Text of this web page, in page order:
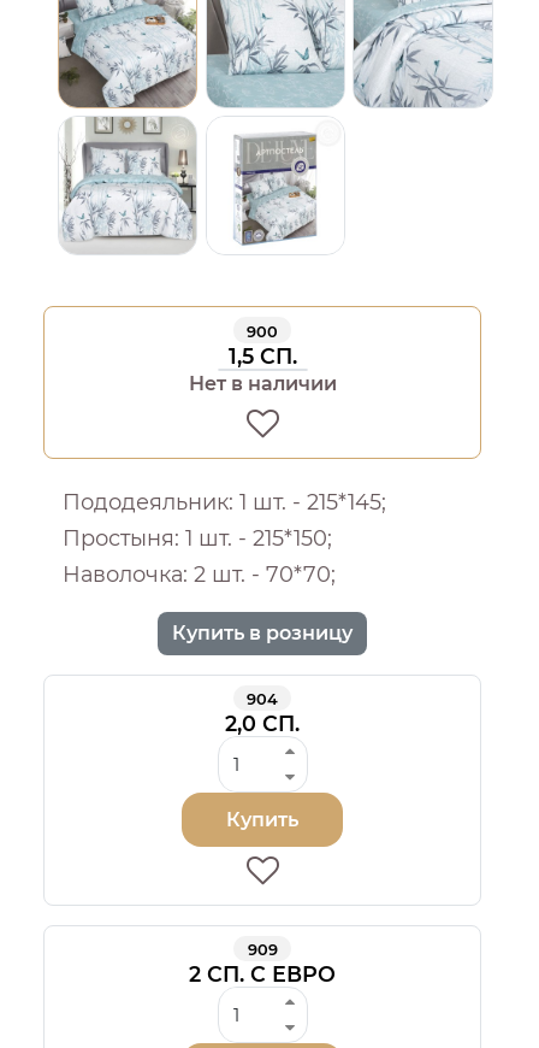
900
1,5 СП.
Нет в наличии
Пододеяльник: 1 шт. - 215*145;
Простыня: 1 шт. - 215*150;
Наволочка: 2 шт. - 70*70;
Купить в розницу
904
2,0 СП.
Купить
909
2 СП. С ЕВРО